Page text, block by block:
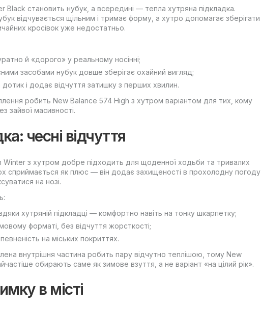
Black становить нубук, а всередині — тепла хутряна підкладка.
відчувається щільним і тримає форму, а хутро допомагає зберігати
кросівок уже недостатньо.
й «дорого» у реальному носінні;
засобами нубук довше зберігає охайний вигляд;
і додає відчуття затишку з перших хвилин.
робить New Balance 574 High з хутром варіантом для тих, кому
зайвої масивності.
чесні відчуття
Winter з хутром добре підходить для щоденної ходьби та тривалих
сприймається як плюс — він додає захищеності в прохолодну погоду
на нозі.
хутряній підкладці — комфортно навіть на тонку шкарпетку;
форматі, без відчуття жорсткості;
на міських покриттях.
внутрішня частина робить пару відчутно теплішою, тому New
обирають саме як зимове взуття, а не варіант «на цілий рік».
в місті